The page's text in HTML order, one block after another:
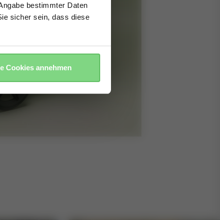
bestimmter Daten
sicher sein, dass diese
Cookies annehmen